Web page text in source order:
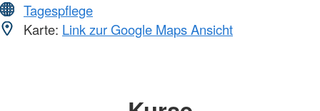
Tagespflege
Karte: Link zur Google Maps Ansicht